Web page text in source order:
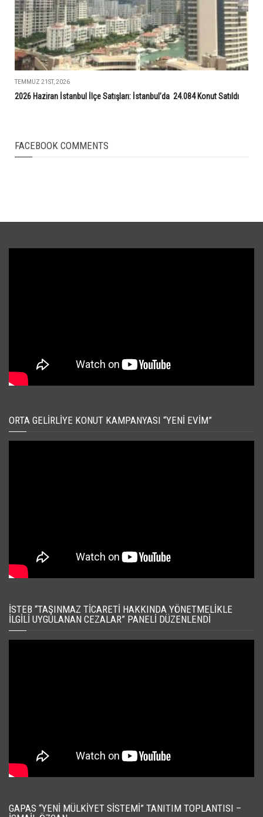
TEMMUZ 21ST, 2026
2026 Haziran İstanbul İlçe Satışları: İstanbul’da 24.084 Konut Satıldı
FACEBOOK COMMENTS
ORTA GELIRLIYE KONUT KAMPANYASI “YENI EVIM”
İSTEB “TAŞINMAZ TICARETI HAKKINDA YÖNETMELIKLE
İLGILI UYGULANAN CEZALAR” PANELI DÜZENLENDI
GAPAS “YENI MÜLKIYET SISTEMI” TANITIM TOPLANTISI –